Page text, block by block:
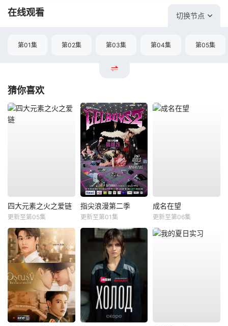
在线观看 切换节点
第01集 第02集 第03集 第04集 第05集
猜你喜欢
四大元素之火之爱链
更新至第05集
指尖浪漫第二季
更新至第01集
成名在望
更新至第06集